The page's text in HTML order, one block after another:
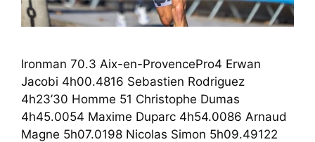
Ironman 70.3 Aix-en-ProvencePro4 Erwan
Jacobi 4h00.4816 Sebastien Rodriguez
4h23’30 Homme 51 Christophe Dumas
4h45.0054 Maxime Duparc 4h54.0086 Arnaud
Magne 5h07.0198 Nicolas Simon 5h09.49122